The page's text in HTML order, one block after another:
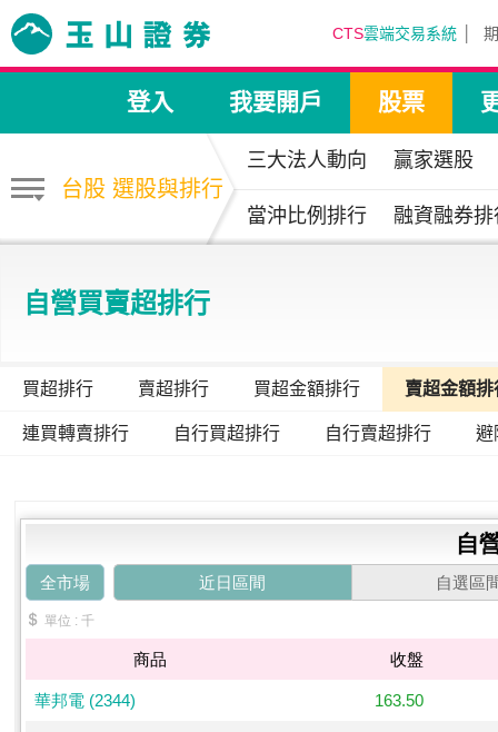
CTS雲端交易系統
登入 我要開戶 股票
台股 選股與排行
三大法人動向 贏家選股
當沖比例排行 融資融券排
自營買賣超排行
買超排行 賣超排行 買超金額排行 賣超金額排
連買轉賣排行 自行買超排行 自行賣超排行 避